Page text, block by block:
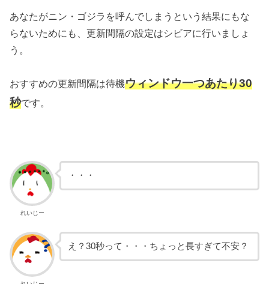
あなたがニン・ゴジラを呼んでしまうという結果にもな
らないためにも、更新間隔の設定はシビアに行いましょ
う。
おすすめの更新間隔は待機ウィンドウ一つあたり30
秒です。
れいじー
・・・
え？30秒って・・・ちょっと長すぎて不安？